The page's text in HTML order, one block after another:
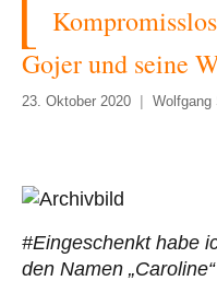
Gojer und seine
23. Oktober 2020 Wolfgang
#Eingeschenkt habe
den Namen